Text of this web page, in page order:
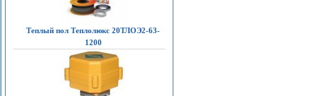
Теплый пол Теплолюкс 20ТЛОЭ2-63-
1200